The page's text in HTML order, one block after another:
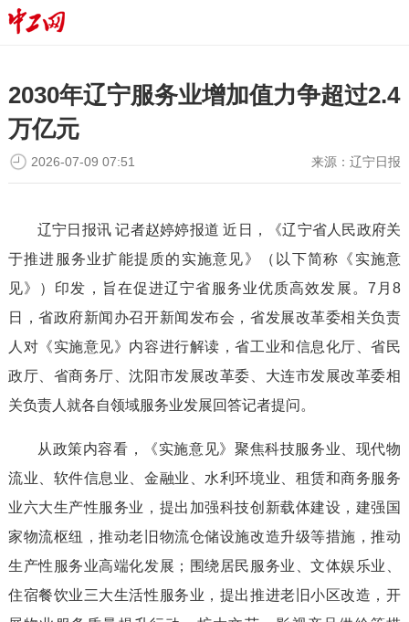
2030年辽宁服务业增加值力争超过2.4
万亿元
来源：辽宁日报
2026-07-09 07:51
辽宁日报讯 记者赵婷婷报道 近日，《辽宁省人民政府关
于推进服务业扩能提质的实施意见》（以下简称《实施意
见》）印发，旨在促进辽宁省服务业优质高效发展。7月8
日，省政府新闻办召开新闻发布会，省发展改革委相关负责
人对《实施意见》内容进行解读，省工业和信息化厅、省民
政厅、省商务厅、沈阳市发展改革委、大连市发展改革委相
关负责人就各自领域服务业发展回答记者提问。
从政策内容看，《实施意见》聚焦科技服务业、现代物
流业、软件信息业、金融业、水利环境业、租赁和商务服务
业六大生产性服务业，提出加强科技创新载体建设，建强国
家物流枢纽，推动老旧物流仓储设施改造升级等措施，推动
生产性服务业高端化发展；围绕居民服务业、文体娱乐业、
住宿餐饮业三大生活性服务业，提出推进老旧小区改造，开